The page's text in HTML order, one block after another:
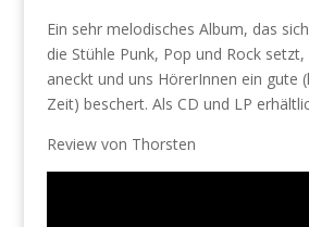
Ein sehr melodisches Album, das
die Stühle Punk, Pop und Rock
aneckt und uns HörerInnen ein gute
Zeit) beschert. Als CD und LP
Review von Thorsten